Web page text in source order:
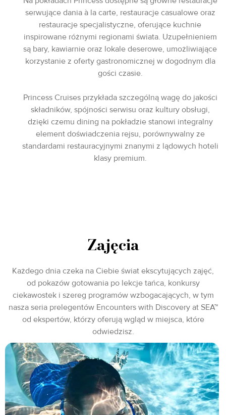
serwujące dania à la carte, restauracje casualowe oraz
restauracje specjalistyczne, oferujące kuchnie
inspirowane różnymi regionami świata. Uzupełnieniem
są bary, kawiarnie oraz lokale deserowe, umożliwiające
korzystanie z oferty gastronomicznej w dogodnym dla
gości czasie.
Princess Cruises przykłada szczególną wagę do jakości
składników, spójności serwisu oraz kultury obsługi,
dzięki czemu dining na pokładzie stanowi integralny
element doświadczenia rejsu, porównywalny ze
standardami restauracyjnymi znanymi z lądowych hoteli
klasy premium.
Zajęcia
Każdego dnia czeka na Ciebie świat ekscytujących zajęć,
od pokazów gotowania po lekcje tańca, konkursy
ciekawostek i szereg programów wzbogacających, w tym
nasza seria prelegentów Encounters with Discovery at SEA™
od ekspertów, którzy oferują wgląd w miejsca, które
odwiedzisz.